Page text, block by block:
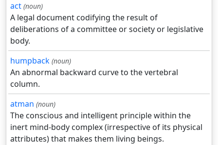
act (noun)
A legal document codifying the result of
deliberations of a committee or society or legislative
body.
humpback (noun)
An abnormal backward curve to the vertebral
column.
atman (noun)
The conscious and intelligent principle within the
inert mind-body complex (irrespective of its physical
attributes) that makes them living beings.